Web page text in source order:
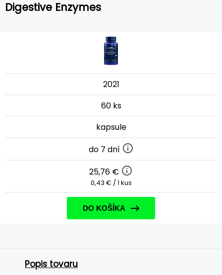
Digestive Enzymes
2021
60 ks
kapsule
do 7 dní
25,76 €
0,43 € / 1 kus
DO KOŠÍKA
Popis tovaru